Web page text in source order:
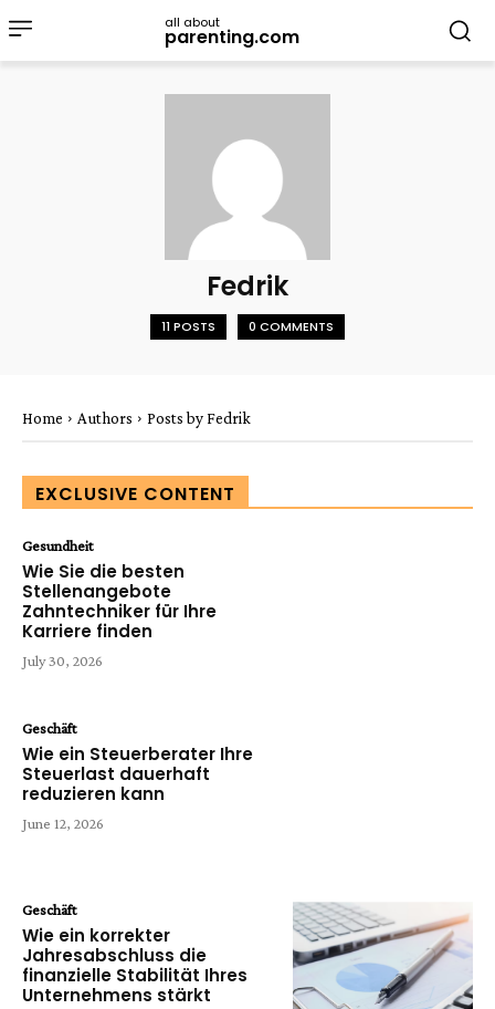
all about
parenting.com
Fedrik
11 POSTS 0 COMMENTS
Home Authors Posts by Fedrik
EXCLUSIVE CONTENT
Gesundheit
Wie Sie die besten
Stellenangebote
Zahntechniker für Ihre
Karriere finden
July 30, 2026
Geschäft
Wie ein Steuerberater Ihre
Steuerlast dauerhaft
reduzieren kann
June 12, 2026
Geschäft
Wie ein korrekter
Jahresabschluss die
finanzielle Stabilität Ihres
Unternehmens stärkt